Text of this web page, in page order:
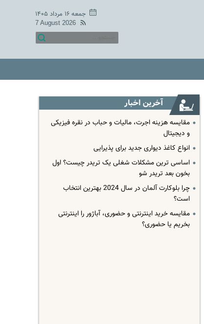
جمعه ۱۶ مرداد ۱۴۰۵
7 August 2026
آخرین اخبار
مقایسه هزینه اجرت، مالیات و حباب در نقره فیزیکی
و دیجیتال
انواع کاغذ دیواری جدید برای پذیرایی
اساسی ترین مشکلات شغلی یک تریدر چیست؟ اول
بخون بعد تریدر شو
چرا بلوکارت آلمان در سال 2024 بهترین انتخاب
است؟
مقایسه خرید اینترنتی و حضوری، آباژور را اینترنتی
بخریم یا حضوری؟